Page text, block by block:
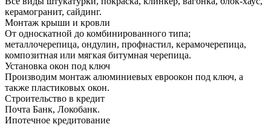
керамогранит, сайдинг.
Монтаж крыши и кровли
От односкатной до комбинированного типа;
металлочерепица, ондулин, профнастил, керамочерепица,
композитная или мягкая битумная черепица.
Установка окон под ключ
Производим монтаж алюминиевых евроокон под ключ, а
также пластиковых окон.
Строительство в кредит
Почта Банк, Локобанк.
Ипотечное кредитование